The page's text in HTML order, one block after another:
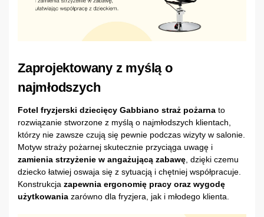
Zaprojektowany z myślą o
najmłodszych
Fotel fryzjerski dziecięcy Gabbiano straż pożarna to
rozwiązanie stworzone z myślą o najmłodszych klientach,
którzy nie zawsze czują się pewnie podczas wizyty w salonie.
Motyw straży pożarnej skutecznie przyciąga uwagę i
zamienia strzyżenie w angażującą zabawę , dzięki czemu
dziecko łatwiej oswaja się z sytuacją i chętniej współpracuje.
Konstrukcja zapewnia ergonomię pracy oraz wygodę
użytkowania zarówno dla fryzjera, jak i młodego klienta.